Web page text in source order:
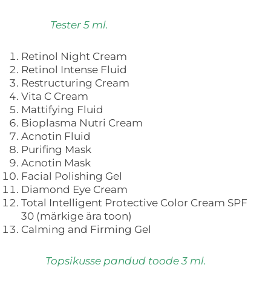
Tester 5 ml.
Retinol Night Cream
Retinol Intense Fluid
Restructuring Cream
Vita C Cream
Mattifying Fluid
Bioplasma Nutri Cream
Acnotin Fluid
Purifing Mask
Acnotin Mask
Facial Polishing Gel
Diamond Eye Cream
Total Intelligent Protective Color Cream SPF
30 (märkige ära toon)
Calming and Firming Gel
Topsikusse pandud toode 3 ml.